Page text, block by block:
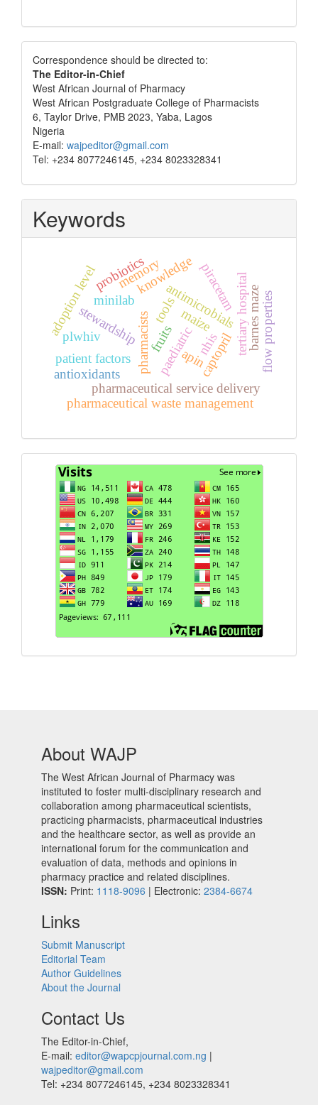
Correspondence
Correspondence should be directed to:
The Editor-in-Chief
West African Journal of Pharmacy
West African Postgraduate College of Pharmacists
6, Taylor Drive, PMB 2023, Yaba, Lagos
Nigeria
E-mail: wajpeditor@gmail.com
Tel: +234 8077246145, +234 8023328341
Keywords
antimicrobials
stewardshippharmacists
tools
minilab
adoption level
pharmaceutical service delivery
tertiary hospital
knowledge
pharmaceutical waste management
paediatric
patient factors apin
plwhiv fruits
antioxidants
barnes maze
captopril
piracetam
memory
flow properties
probiotics
maize
nhis
Visits
About WAJP
The West African Journal of Pharmacy was
instituted to foster multi-disciplinary research and
collaboration among pharmaceutical scientists,
practicing pharmacists, pharmaceutical industries
and the healthcare sector, as well as provide an
international forum for the communication and
evaluation of data, methods and opinions in
pharmacy practice and related disciplines.
ISSN: Print: 1118-9096 | Electronic: 2384-6674
Links
Submit Manuscript
Editorial Team
Author Guidelines
About the Journal
Contact Us
The Editor-in-Chief,
E-mail: editor@wapcpjournal.com.ng |
wajpeditor@gmail.com
Tel: +234 8077246145, +234 8023328341